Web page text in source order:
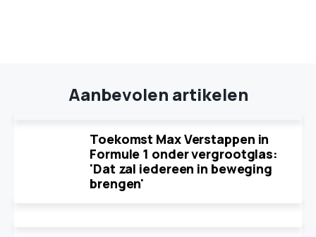
Aanbevolen artikelen
Toekomst Max Verstappen in
Formule 1 onder vergrootglas:
'Dat zal iedereen in beweging
brengen'